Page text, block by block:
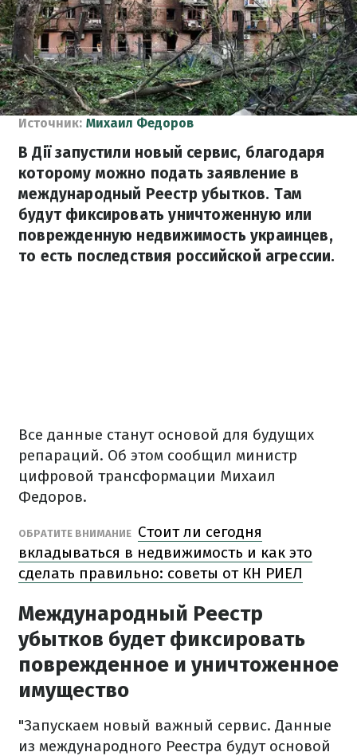
Источник: Михаил Федоров
В Дії запустили новый сервис, благодаря
которому можно подать заявление в
международный Реестр убытков. Там
будут фиксировать уничтоженную или
поврежденную недвижимость украинцев,
то есть последствия российской агрессии.
Все данные станут основой для будущих
репараций. Об этом сообщил министр
цифровой трансформации Михаил
Федоров.
ОБРАТИТЕ ВНИМАНИЕ Стоит ли сегодня
вкладываться в недвижимость и как это
сделать правильно: советы от КН РИЕЛ
Международный Реестр
убытков будет фиксировать
поврежденное и уничтоженное
имущество
"Запускаем новый важный сервис. Данные
из международного Реестра будут основой